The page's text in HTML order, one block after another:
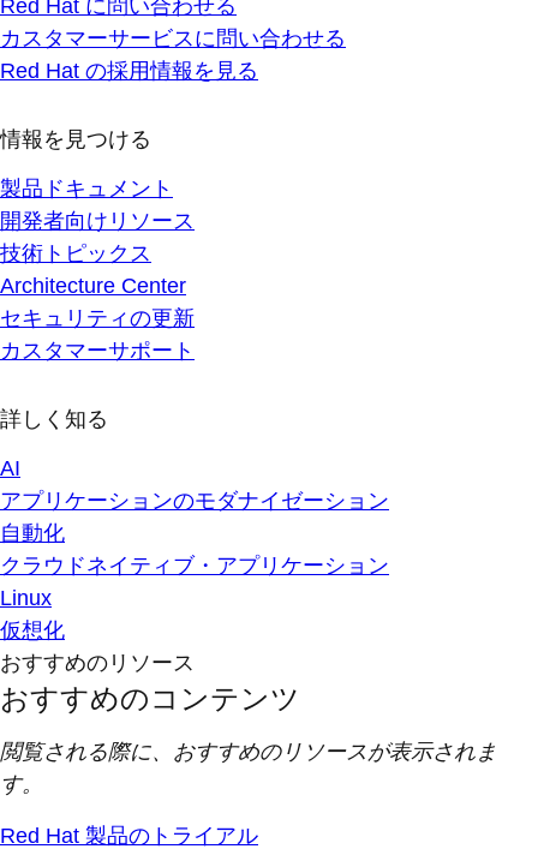
Red Hat に問い合わせる
カスタマーサービスに問い合わせる
Red Hat の採用情報を見る
情報を見つける
製品ドキュメント
開発者向けリソース
技術トピックス
Architecture Center
セキュリティの更新
カスタマーサポート
詳しく知る
AI
アプリケーションのモダナイゼーション
自動化
クラウドネイティブ・アプリケーション
Linux
仮想化
おすすめのリソース
おすすめのコンテンツ
閲覧される際に、おすすめのリソースが表示されま
す。
Red Hat 製品のトライアル